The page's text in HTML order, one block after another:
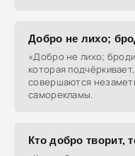
Добро не лихо;
«Добро не лихо;
которая
совершаются
саморекламы.
Кто добро творит,